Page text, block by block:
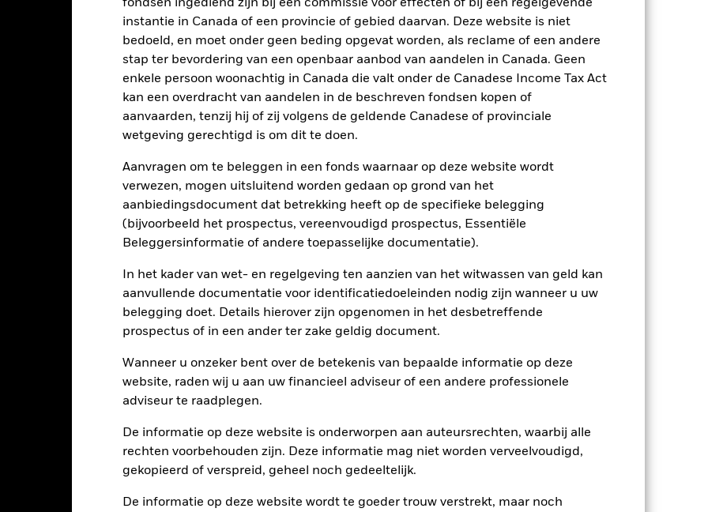
fondsen ingediend zijn bij een commissie voor effecten of bij een regelgevende
instantie in Canada of een provincie of gebied daarvan. Deze website is niet
bedoeld, en moet onder geen beding opgevat worden, als reclame of een andere
stap ter bevordering van een openbaar aanbod van aandelen in Canada. Geen
enkele persoon woonachtig in Canada die valt onder de Canadese Income Tax Act
kan een overdracht van aandelen in de beschreven fondsen kopen of
aanvaarden, tenzij hij of zij volgens de geldende Canadese of provinciale
wetgeving gerechtigd is om dit te doen.
Aanvragen om te beleggen in een fonds waarnaar op deze website wordt
verwezen, mogen uitsluitend worden gedaan op grond van het
aanbiedingsdocument dat betrekking heeft op de specifieke belegging
(bijvoorbeeld het prospectus, vereenvoudigd prospectus, Essentiële
Beleggersinformatie of andere toepasselijke documentatie).
In het kader van wet- en regelgeving ten aanzien van het witwassen van geld kan
aanvullende documentatie voor identificatiedoeleinden nodig zijn wanneer u uw
belegging doet. Details hierover zijn opgenomen in het desbetreffende
prospectus of in een ander ter zake geldig document.
Wanneer u onzeker bent over de betekenis van bepaalde informatie op deze
website, raden wij u aan uw financieel adviseur of een andere professionele
adviseur te raadplegen.
De informatie op deze website is onderworpen aan auteursrechten, waarbij alle
rechten voorbehouden zijn. Deze informatie mag niet worden verveelvoudigd,
gekopieerd of verspreid, geheel noch gedeeltelijk.
De informatie op deze website wordt te goeder trouw verstrekt, maar noch
valutaschommelingen als uw belegging wordt gedaan in een andere valuta dan die gebruikt in de
van de prestaties in het verleden. Bron: Blackrock
Belangrijkste Risico's
en/of in de wanbetalingsquote van emittenten hebben een aanzienlijk invloed op de prestaties van
verlagingen van de kredietrating kunnen het risiconiveau verhogen.
Derivaten zijn zeer gevoelig voor
waarop ze gebaseerd zijn en kunnen leiden tot grotere verliezen of winsten, wat leidt tot grotere
De invloed op het Fonds kan groter zijn wanneer op een uitvoerige of complexe manier wordt
die diensten leveren zoals de bewaring van activa, of die optreden als tegenpartij voor afgeleide
aan financieel verlies.Kredietrisico: de emittent van een in het Fonds aangehouden effect is mogelijk
of kapitaal terug te betalen.Liquiditeitsrisico: lagere liquiditeit betekent dat er onvoldoende kopers of
Kerngegevens
USD 1.189.300.136
31/okt/2002
1-3 Yr Index (B1A0) (USD)
Introductiedatum
Beleggingscategorie Obligaties
SFDR-classificatie